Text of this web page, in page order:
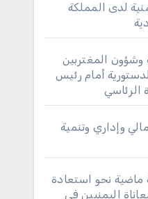
لدى المملكة
وشؤون المغتربين
أمام رئيس
الرئاسي
وإداري وتنمية
ماضية نحو استعادة
اليمنيين في